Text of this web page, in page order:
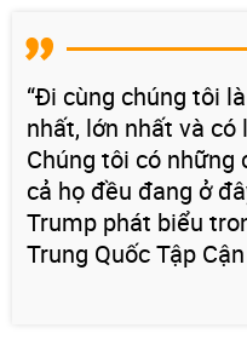
“Đi cùng chúng tôi
nhất, lớn nhất và
Chúng tôi có
cả họ đều đang ở
Trump phát biểu
Trung Quốc Tập